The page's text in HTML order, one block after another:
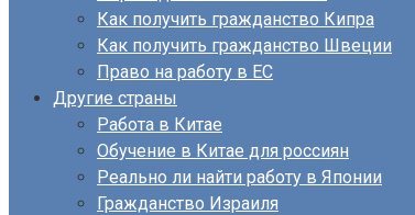
Как получить гражданство Кипра
Как получить гражданство Швеции
Право на работу в ЕС
Другие страны
Работа в Китае
Обучение в Китае для россиян
Реально ли найти работу в Японии
Гражданство Израиля